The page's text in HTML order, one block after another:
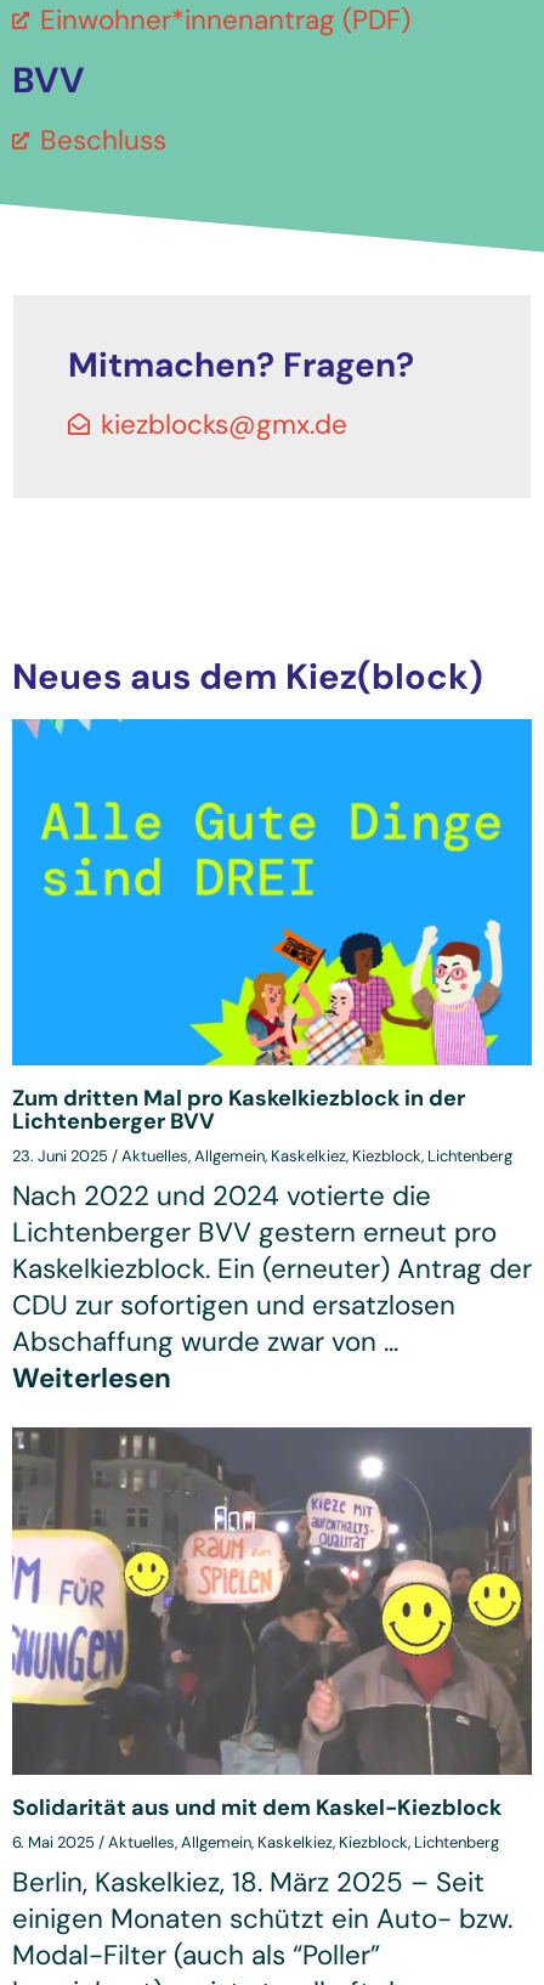
Einwohner*innenantrag (PDF)
BVV
Beschluss
Mitmachen? Fragen?
kiezblocks@gmx.de
Neues aus dem Kiez(block)
Zum dritten Mal pro Kaskelkiezblock in der
Lichtenberger BVV
23. Juni 2025/Aktuelles,Allgemein, Kaskelkiez, Kiezblock, Lichtenberg
Nach 2022 und 2024 votierte die
Lichtenberger BVV gestern erneut pro
Kaskelkiezblock. Ein (erneuter) Antrag der
CDU zur sofortigen und ersatzlosen
Abschaffung wurde zwar von ...
Weiterlesen
Solidarität aus und mit dem Kaskel-Kiezblock
6. Mai 2025/Aktuelles,Allgemein, Kaskelkiez, Kiezblock, Lichtenberg
Berlin, Kaskelkiez, 18. März 2025 – Seit
einigen Monaten schützt ein Auto- bzw.
Modal-Filter (auch als “Poller”